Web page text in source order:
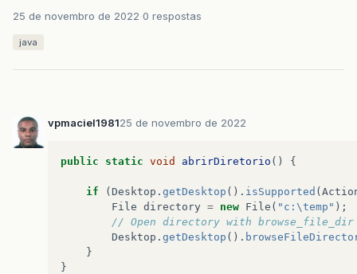
25 de novembro de 2022 0 respostas
java
vpmaciel198125 de novembro de 2022
public static void abrirDiretorio () {
if ( Desktop . getDesktop (). isSupported (
File directory = new File ( "c:\temp" );
// Open directory with browse_file_dir
Desktop . getDesktop ().
}
}